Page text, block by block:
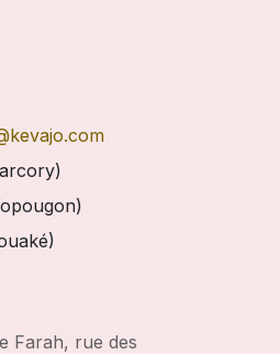
Farah, rue des